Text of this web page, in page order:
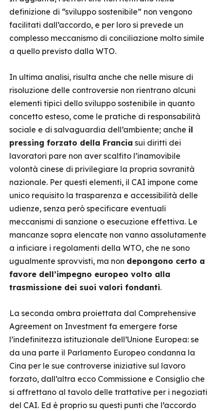
definizione di “sviluppo sostenibile” non vengono
facilitati dall’accordo, e per loro si prevede un
complesso meccanismo di conciliazione molto simile
a quello previsto dalla WTO.
In ultima analisi, risulta anche che nelle misure di
risoluzione delle controversie non rientrano alcuni
elementi tipici dello sviluppo sostenibile in quanto
concetto esteso, come le pratiche di responsabilità
sociale e di salvaguardia dell’ambiente; anche il
pressing forzato della Francia sui diritti dei
lavoratori pare non aver scalfito l’inamovibile
volontà cinese di privilegiare la propria sovranità
nazionale. Per questi elementi, il CAI impone come
unico requisito la trasparenza e accessibilità delle
udienze, senza però specificare eventuali
meccanismi di sanzione o esecuzione effettiva. Le
mancanze sopra elencate non vanno assolutamente
a inficiare i regolamenti della WTO, che ne sono
ugualmente sprovvisti, ma non depongono certo a
favore dell’impegno europeo volto alla
trasmissione dei suoi valori fondanti.
La seconda ombra proiettata dal Comprehensive
Agreement on Investment fa emergere forse
l’indefinitezza istituzionale dell’Unione Europea: se
da una parte il Parlamento Europeo condanna la
Cina per le sue controverse iniziative sul lavoro
forzato, dall’altra ecco Commissione e Consiglio che
si affrettano al tavolo delle trattative per i negoziati
del CAI. Ed è proprio su questi punti che l’accordo